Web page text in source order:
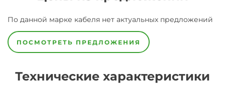
По данной марке кабеля нет актуальных предложений
ПОСМОТРЕТЬ ПРЕДЛОЖЕНИЯ
Технические характеристики